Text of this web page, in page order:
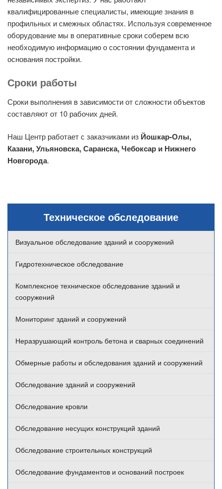
Техническое обследование
Визуальное обследование зданий и сооружений
Гидротехническое обследование
Комплексное техническое обследование зданий и
сооружений
Мониторинг зданий и сооружений
Неразрушающий контроль бетона и сварных соединений
Обмерные работы и обследования зданий и сооружений
Обследование зданий и сооружений
Обследование кровли
Обследование несущих конструкций зданий
Обследование строительных конструкций
Обследование фундаментов и оснований построек
квалифицированные специалисты, имеющие знания в
профильных и смежных областях. Используя современное
оборудование мы в оперативные сроки соберем всю
необходимую информацию о состоянии фундамента и
основания постройки.
Сроки работы
Сроки выполнения в зависимости от сложности объектов
составляют от 10 рабочих дней.
Наш Центр работает с заказчиками из Йошкар-Олы,
Казани, Ульяновска, Саранска, Чебоксар и Нижнего
Новгорода.